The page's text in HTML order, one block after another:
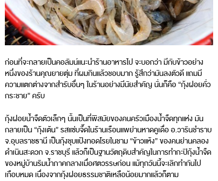
ก่อนที่จะกลายเป็นคอลัมน์แนะนำร้านอาหารไป จะบอกว่า มีกับข้าวอย่าง
หนึ่งของร้านคุณยายตุ่ม ที่ผมกินแล้วชอบมาก รู้สึกว่ามันลงตัวดี แถมมี
ความแตกต่างจากสำรับอื่นๆ ในร้านอย่างมีนัยสำคัญ นั่นก็คือ “กุ้งฝอยคั่ว
กระชาย” ครับ
กุ้งฝอยน้ำจืดตัวเล็กๆ นั้นเป็นที่พิสมัยของคนครัวเมืองน้ำจืดทุกแห่ง มัน
กลายเป็น “กุ้งเต้น” รสแซ่บจี๊ดในร้านเรือนแพย่านหาดคูเดื่อ อ.วารินชำราบ
จ.อุบลราชธานี เป็นกุ้งชุบแป้งทอดโรยในชาม “ข้าวแห้ง” ของคนย่านคลอง
ดำเนินสะดวก จ.ราชบุรี แล้วก็เป็นฐานวัตถุดิบสำคัญในการทำกะปิกุ้งน้ำจืด
ของหมู่บ้านริมน้ำภาคกลางเมื่อศตวรรษก่อน แม้ทุกวันนี้จะเลิกทำกันไป
เกือบหมด เนื่องจากกุ้งฝอยธรรมชาติเหลือน้อยมากแล้วก็ตาม